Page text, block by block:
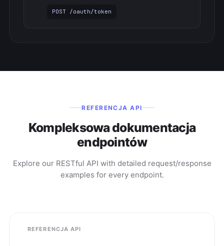
POST /oauth/token
REFERENCJA API
Kompleksowa dokumentacja
endpointów
Explore our RESTful API with detailed request/response
examples for every endpoint.
REFERENCJA API